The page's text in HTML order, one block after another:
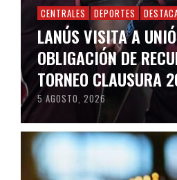
CENTRALES DEPORTES
LANÚS VISITA A
OBLIGACIÓN DE
TORNEO CLAUSURA
5 AGOSTO, 2026